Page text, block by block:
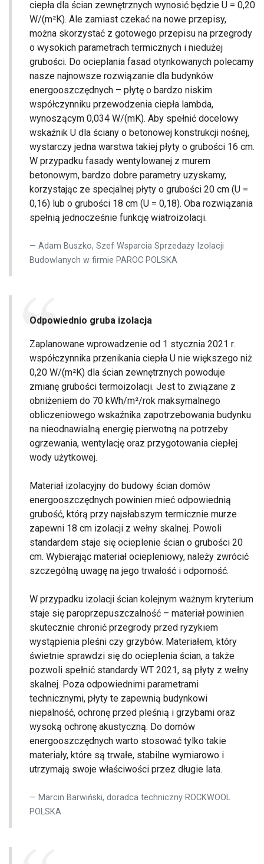
ciepła dla ścian zewnętrznych wynosić będzie U = 0,20
W/(m²K). Ale zamiast czekać na nowe przepisy,
można skorzystać z gotowego przepisu na przegrody
o wysokich parametrach termicznych i niedużej
grubości. Do ocieplania fasad otynkowanych polecamy
nasze najnowsze rozwiązanie dla budynków
energooszczędnych – płytę o bardzo niskim
współczynniku przewodzenia ciepła lambda,
wynoszącym 0,034 W/(mK). Aby spełnić docelowy
wskaźnik U dla ściany o betonowej konstrukcji nośnej,
wystarczy jedna warstwa takiej płyty o grubości 16 cm.
W przypadku fasady wentylowanej z murem
betonowym, bardzo dobre parametry uzyskamy,
korzystając ze specjalnej płyty o grubości 20 cm (U =
0,16) lub o grubości 18 cm (U = 0,18). Oba rozwiązania
spełnią jednocześnie funkcję wiatroizolacji.
Adam Buszko, Szef Wsparcia Sprzedaży Izolacji
Budowlanych w firmie PAROC POLSKA
Odpowiednio gruba izolacja
Zaplanowane wprowadzenie od 1 stycznia 2021 r.
współczynnika przenikania ciepła U nie większego niż
0,20 W/(m²K) dla ścian zewnętrznych powoduje
zmianę grubości termoizolacji. Jest to związane z
obniżeniem do 70 kWh/m²/rok maksymalnego
obliczeniowego wskaźnika zapotrzebowania budynku
na nieodnawialną energię pierwotną na potrzeby
ogrzewania, wentylację oraz przygotowania ciepłej
wody użytkowej.
Materiał izolacyjny do budowy ścian domów
energooszczędnych powinien mieć odpowiednią
grubość, którą przy najsłabszym termicznie murze
zapewni 18 cm izolacji z wełny skalnej. Powoli
standardem staje się ocieplenie ścian o grubości 20
cm. Wybierając materiał ociepleniowy, należy zwrócić
szczególną uwagę na jego trwałość i odporność.
W przypadku izolacji ścian kolejnym ważnym kryterium
staje się paroprzepuszczalność – materiał powinien
skutecznie chronić przegrody przed ryzykiem
wystąpienia pleśni czy grzybów. Materiałem, który
świetnie sprawdzi się do ocieplenia ścian, a także
pozwoli spełnić standardy WT 2021, są płyty z wełny
skalnej. Poza odpowiednimi parametrami
technicznymi, płyty te zapewnią budynkowi
niepalność, ochronę przed pleśnią i grzybami oraz
wysoką ochronę akustyczną. Do domów
energooszczędnych warto stosować tylko takie
materiały, które są trwałe, stabilne wymiarowo i
utrzymają swoje właściwości przez długie lata.
Marcin Barwiński, doradca techniczny ROCKWOOL
POLSKA